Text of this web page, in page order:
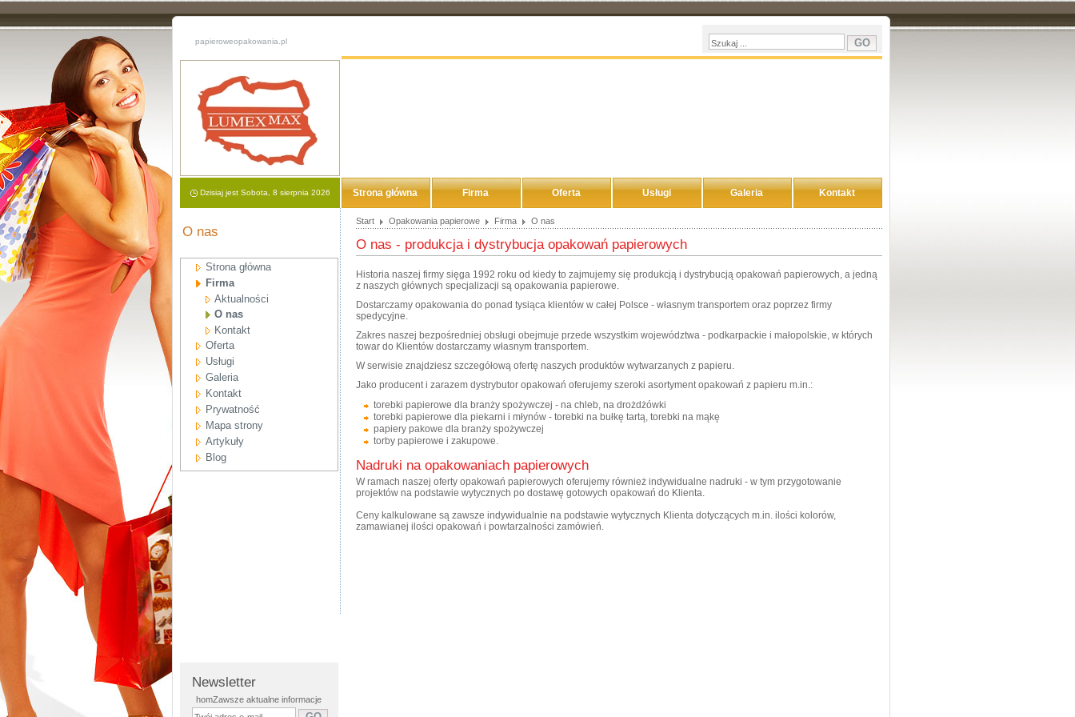
papieroweopakowania.pl
Dzisiaj jest Sobota, 8 sierpnia 2026 Strona główna Firma Oferta Usługi Galeria Kontakt
O nas
Strona główna
Firma
Aktualności
O nas
Kontakt
Oferta
Usługi
Galeria
Kontakt
Prywatność
Mapa strony
Artykuły
Blog
Newsletter
homZawsze aktualne informacje
Start Opakowania papierowe Firma O nas
O nas - produkcja i dystrybucja opakowań papierowych
Historia naszej firmy sięga 1992 roku od kiedy to zajmujemy się produkcją i dystrybucją opakowań papierowych, a jedną
z naszych głównych specjalizacji są opakowania papierowe.
Dostarczamy opakowania do ponad tysiąca klientów w całej Polsce - własnym transportem oraz poprzez firmy
spedycyjne.
Zakres naszej bezpośredniej obsługi obejmuje przede wszystkim województwa - podkarpackie i małopolskie, w których
towar do Klientów dostarczamy własnym transportem.
W serwisie znajdziesz szczegółową ofertę naszych produktów wytwarzanych z papieru.
Jako producent i zarazem dystrybutor opakowań oferujemy szeroki asortyment opakowań z papieru m.in.:
torebki papierowe dla branży spożywczej - na chleb, na drożdżówki
torebki papierowe dla piekarni i młynów - torebki na bułkę tartą, torebki na mąkę
papiery pakowe dla branży spożywczej
torby papierowe i zakupowe.
Nadruki na opakowaniach papierowych
W ramach naszej oferty opakowań papierowych oferujemy również indywidualne nadruki - w tym przygotowanie
projektów na podstawie wytycznych po dostawę gotowych opakowań do Klienta.
Ceny kalkulowane są zawsze indywidualnie na podstawie wytycznych Klienta dotyczących m.in. ilości kolorów,
zamawianej ilości opakowań i powtarzalności zamówień.